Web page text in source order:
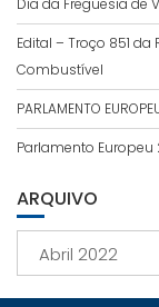
Dia da Freguesia de
Edital – Troço 851 da
Combustível
PARLAMENTO
Parlamento Europeu
ARQUIVO